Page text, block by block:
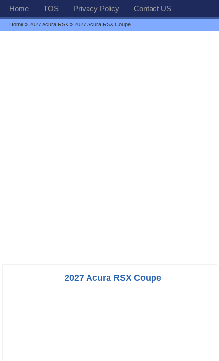
Home TOS Privacy Policy Contact US
Home »2027 Acura RSX » 2027 Acura RSX Coupe
2027 Acura RSX Coupe